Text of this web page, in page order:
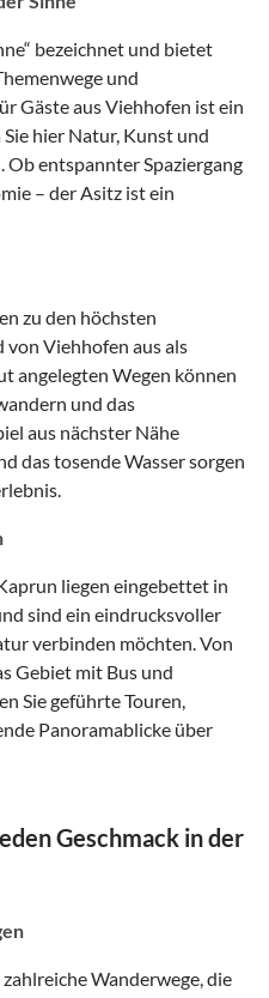
bezeichnet und bietet
und
Gäste aus Viehhofen ist ein
hier Natur, Kunst und
entspannter Spaziergang
– der Asitz ist ein
zu den höchsten
von Viehhofen aus als
angelegten Wegen können
und das
aus nächster Nähe
das tosende Wasser sorgen
liegen eingebettet in
sind ein eindrucksvoller
verbinden möchten. Von
Gebiet mit Bus und
Sie geführte Touren,
Panoramablicke über
Geschmack in der
Wanderwege, die